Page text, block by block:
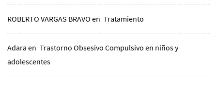
ROBERTO VARGAS BRAVO en Tratamiento
Adara en Trastorno Obsesivo Compulsivo en niños y
adolescentes